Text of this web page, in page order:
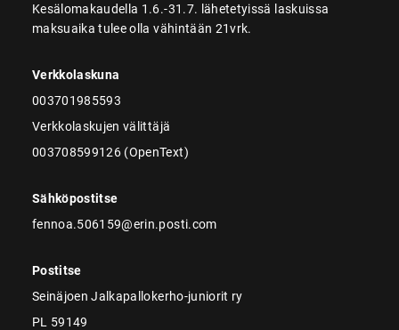
Kesälomakaudella 1.6.-31.7. lähetetyissä laskuissa
maksuaika tulee olla vähintään 21vrk.
Verkkolaskuna
003701985593
Verkkolaskujen välittäjä
003708599126 (OpenText)
Sähköpostitse
fennoa.506159@erin.posti.com
Postitse
Seinäjoen Jalkapallokerho-juniorit ry
PL 59149